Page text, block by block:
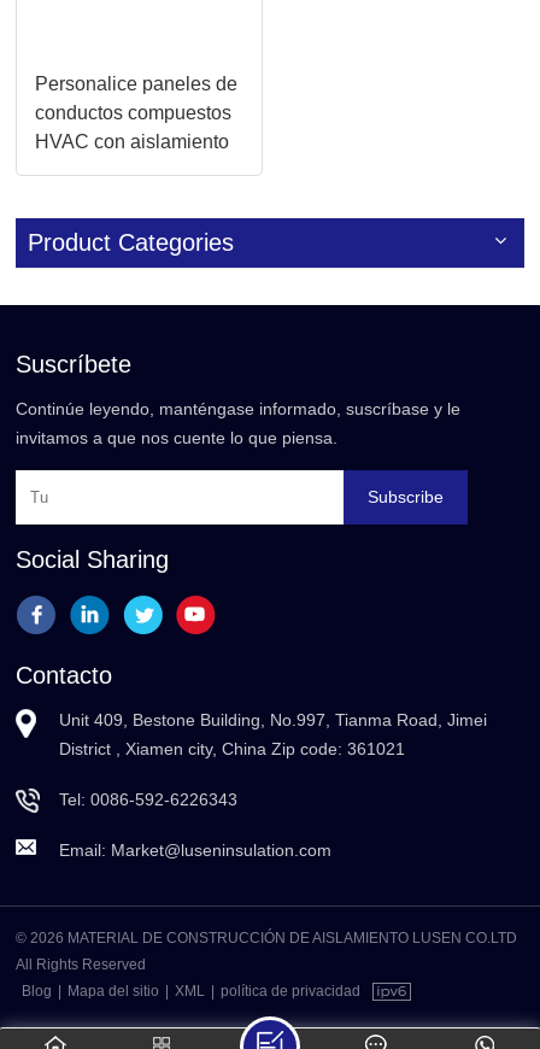
Personalice paneles de
conductos compuestos
HVAC con aislamiento
de alta eficiencia de 20
Product Categories
Suscríbete
Continúe leyendo, manténgase informado, suscríbase y le
invitamos a que nos cuente lo que piensa.
Subscribe
Social Sharing
Contacto
Unit 409, Bestone Building, No.997, Tianma Road, Jimei
District , Xiamen city, China Zip code: 361021
Tel:0086-592-6226343
Email: Market@luseninsulation.com
© 2026 MATERIAL DE CONSTRUCCIÓN DE AISLAMIENTO LUSEN CO.LTD
All Rights Reserved
Blog
Mapa del sitio XML política de privacidad